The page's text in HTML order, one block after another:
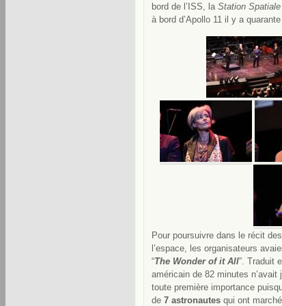
bord de l’ISS, la Station
à bord d’Apollo 11 il y a
Pour poursuivre dans le récit
l’espace, les organisateurs
“The Wonder of it All”. Traduit
américain de 82 minutes
toute première importance
de 7 astronautes qui ont